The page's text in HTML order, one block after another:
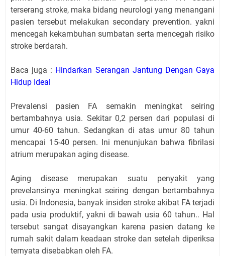
terserang stroke, maka bidang neurologi yang menangani
pasien tersebut melakukan secondary prevention. yakni
mencegah kekambuhan sumbatan serta mencegah risiko
stroke berdarah.
Baca juga : Hindarkan Serangan Jantung Dengan Gaya
Hidup Ideal
Prevalensi pasien FA semakin meningkat seiring
bertambahnya usia. Sekitar 0,2 persen dari populasi di
umur 40-60 tahun. Sedangkan di atas umur 80 tahun
mencapai 15-40 persen. Ini menunjukan bahwa fibrilasi
atrium merupakan aging disease.
Aging disease merupakan suatu penyakit yang
prevelansinya meningkat seiring dengan bertambahnya
usia. Di Indonesia, banyak insiden stroke akibat FA terjadi
pada usia produktif, yakni di bawah usia 60 tahun.. Hal
tersebut sangat disayangkan karena pasien datang ke
rumah sakit dalam keadaan stroke dan setelah diperiksa
ternyata disebabkan oleh FA.